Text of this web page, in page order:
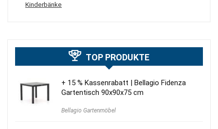
Kinderbänke
TOP PRODUKTE
+ 15 % Kassenrabatt | Bellagio Fidenza
Gartentisch 90x90x75 cm
Bellagio Gartenmöbel